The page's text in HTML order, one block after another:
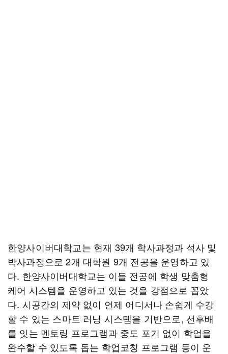
한양사이버대학교는 현재 39개 학사과정과 석사 및
박사과정으로 2개 대학원 9개 전공을 운영하고 있
다. 한양사이버대학교는 이들 전공에 학생 맞춤형
케어 시스템을 운영하고 있는 것을 강점으로 꼽았
다. 시공간의 제약 없이 언제 어디서나 손쉽게 수강
할 수 있는 스마트 러닝 시스템을 기반으로, 선후배
를 잇는 멘토링 프로그램과 중도 포기 없이 학업을
완수할 수 있도록 돕는 학업코칭 프로그램 등이 운